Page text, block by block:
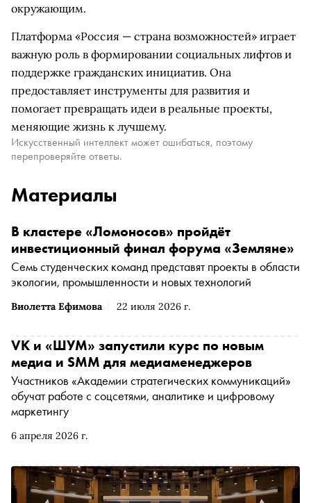
окружающим.
Платформа «Россия — страна возможностей» играет
важную роль в формировании социальных лифтов и
поддержке гражданских инициатив. Она
предоставляет инструменты для развития и
помогает превращать идеи в реальные проекты,
меняющие жизнь к лучшему.
Искусственный интеллект может ошибаться, поэтому
перепроверяйте ответы.
Материалы
Виолетта Ефимова 22 июля 2026 г.
В кластере «Ломоносов» пройдёт
инвестиционный финал форума «Земляне»
Семь студенческих команд представят проекты в области
экологии, промышленности и новых технологий
6 апреля 2026 г.
VK и «ШУМ» запустили курс по новым
медиа и SMM для медиаменеджеров
Участников «Академии стратегических коммуникаций»
обучат работе с соцсетями, аналитике и цифровому
маркетингу